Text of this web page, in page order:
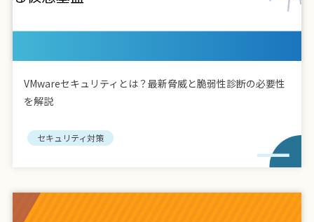
VMwareセキュリティとは？最新脅威と脆弱性診断の必要性
を解説
セキュリティ対策